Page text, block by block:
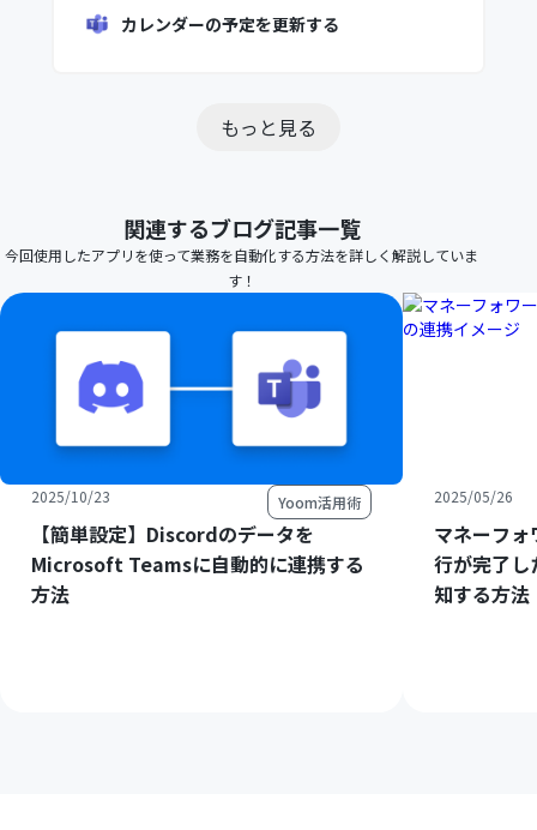
カレンダーの予定を更新する
もっと見る
関連するブログ記事一覧
今回使用したアプリを使って業務を自動化する方法を詳しく解説していま
す！
2025/10/23 Yoom活用術
【簡単設定】Discordのデータを
Microsoft Teamsに自動的に連携する
方法
2025/05/26
マネーフ
行が完了
知する方法